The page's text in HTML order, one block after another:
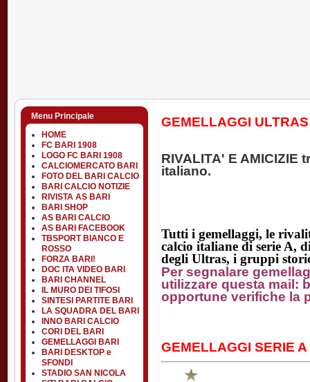
Menu Principale
HOME
FC BARI 1908
LOGO FC BARI 1908
CALCIOMERCATO BARI
FOTO DEL BARI CALCIO
BARI CALCIO NOTIZIE
RIVISTA AS BARI
BARI SHOP
AS BARI CALCIO
AS BARI FACEBOOK
TBSPORT BIANCO E
ROSSO
FORZA BARI!
DOC ITA VIDEO BARI
BARI CHANNEL
IL MURO DEI TIFOSI
SINTESI PARTITE BARI
LA SQUADRA DEL BARI
INNO BARI CALCIO
CORI DEL BARI
GEMELLAGGI BARI
BARI DESKTOP e
SFONDI
STADIO SAN NICOLA
GEMELLAGGI ULTRAS
RIVALITA' E AMICIZIE
italiano.
Tutti i gemellaggi, le
calcio italiane di serie A,
degli Ultras, i gruppi
Per segnalare
utilizzare questa mail:
opportune verifiche la
GEMELLAGGI SERIE A